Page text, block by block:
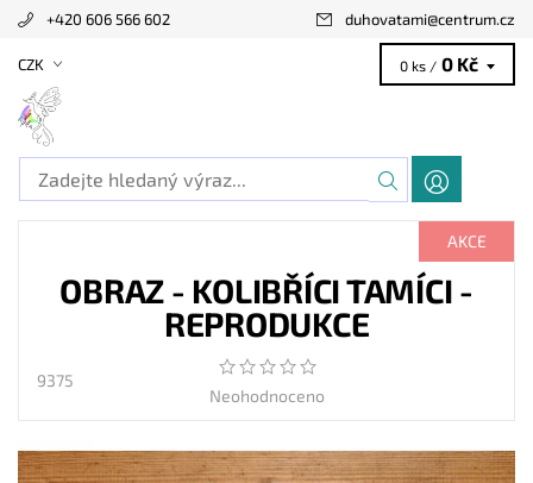
+420 606 566 602 duhovatami@centrum.cz
CZK 0 ks / 0 Kč
AKCE
OBRAZ - KOLIBŘÍCI TAMÍCI -
REPRODUKCE
9375
Neohodnoceno